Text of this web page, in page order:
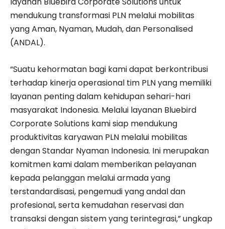
mendukung transformasi PLN melalui mobilitas
yang Aman, Nyaman, Mudah, dan Personalised
(ANDAL).
“Suatu kehormatan bagi kami dapat berkontribusi
terhadap kinerja operasional tim PLN yang memiliki
layanan penting dalam kehidupan sehari-hari
masyarakat Indonesia. Melalui layanan Bluebird
Corporate Solutions kami siap mendukung
produktivitas karyawan PLN melalui mobilitas
dengan Standar Nyaman Indonesia. Ini merupakan
komitmen kami dalam memberikan pelayanan
kepada pelanggan melalui armada yang
terstandardisasi, pengemudi yang andal dan
profesional, serta kemudahan reservasi dan
transaksi dengan sistem yang terintegrasi,” ungkap